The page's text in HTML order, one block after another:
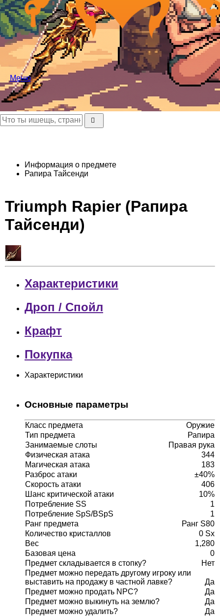
Меню
Информация о предмете
Рапира Тайсенди
Triumph Rapier (Рапира
Тайсенди)
Характеристики
Дроп / Спойл
Крафт
Покупка
Характеристики
Основные параметры
Класс предмета
Оружие
Тип предмета
Рапира
Занимаемые слоты
Правая рука
Физическая атака
344
Магическая атака
183
Разброс атаки
±40%
Скорость атаки
406
Шанс критической атаки
10%
Потребление SS
1
Потребление SpS/BSpS
1
Ранг предмета
Ранг S80
Количество кристаллов
0 Sx
Вес
1,280
Базовая цена
0
Предмет складывается в стопку?
Нет
Предмет можно передать другому игроку или
выставить на продажу в частной лавке?
Да
Предмет можно продать NPC?
Да
Предмет можно выкинуть на землю?
Да
Предмет можно удалить?
Да